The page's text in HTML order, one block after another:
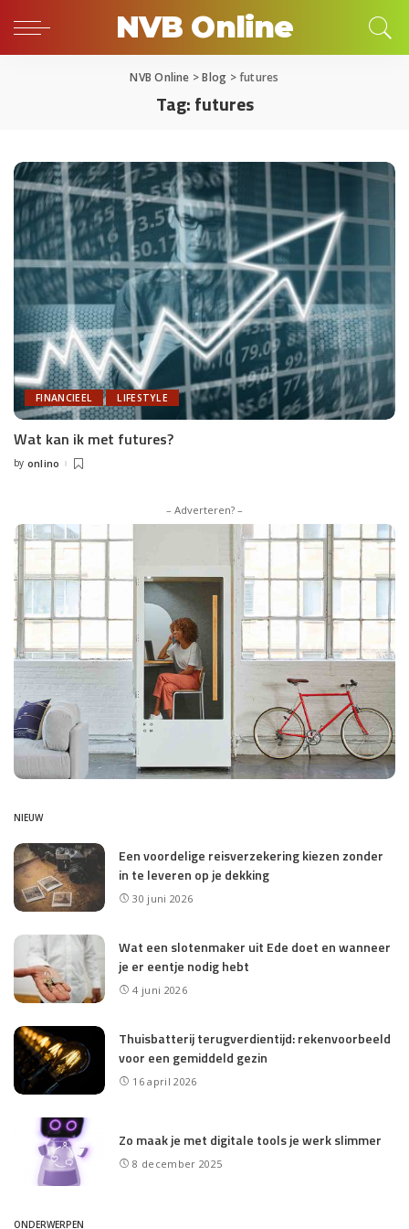
NVB Online
NVB Online >Blog >futures
Tag:futures
FINANCIEEL LIFESTYLE
Wat kan ik met futures?
Posted
by onlino
– Adverteren? –
NIEUW
Een voordelige reisverzekering kiezen zonder
in te leveren op je dekking
30 juni 2026
Wat een slotenmaker uit Ede doet en wanneer
je er eentje nodig hebt
4 juni 2026
Thuisbatterij terugverdientijd: rekenvoorbeeld
voor een gemiddeld gezin
16 april 2026
Zo maak je met digitale tools je werk slimmer
8 december 2025
ONDERWERPEN